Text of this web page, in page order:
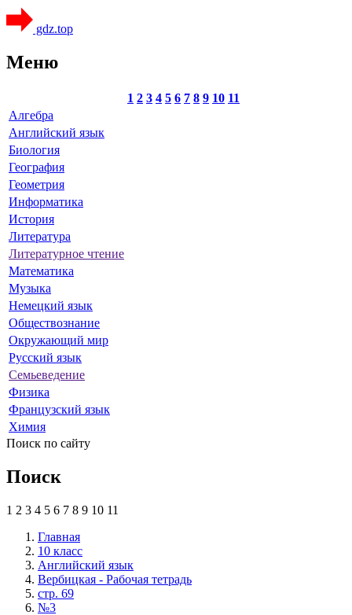
gdz.top
Меню
1 2 3 4 5 6 7 8 9 10 11
Алгебра
Английский язык
Биология
География
Геометрия
Информатика
История
Литература
Литературное чтение
Математика
Музыка
Немецкий язык
Обществознание
Окружающий мир
Русский язык
Семьеведение
Физика
Французский язык
Химия
Поиск по сайту
Поиск
1 2 3 4 5 6 7 8 9 10 11
Главная
10 класс
Английский язык
Вербицкая - Рабочая тетрадь
стр. 69
№3